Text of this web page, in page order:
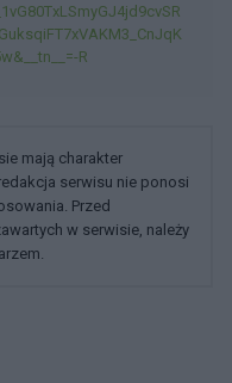
R
mają charakter
serwisu nie ponosi
Przed
w serwisie, należy